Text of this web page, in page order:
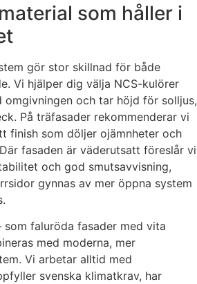
som håller i
gör stor skillnad för både
Vi hjälper dig välja NCS-kulörer
omgivningen och tar höjd för solljus,
På träfasader rekommenderar vi
finish som döljer ojämnheter och
fasaden är väderutsatt föreslår vi
och god smutsavvisning,
gynnas av mer öppna system
faluröda fasader med vita
med moderna, mer
Vi arbetar alltid med
svenska klimatkrav, har